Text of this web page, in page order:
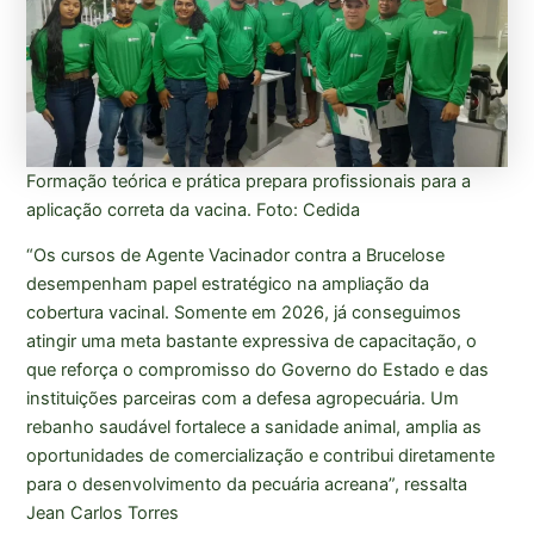
Formação teórica e prática prepara profissionais para a
aplicação correta da vacina. Foto: Cedida
“Os cursos de Agente Vacinador contra a Brucelose
desempenham papel estratégico na ampliação da
cobertura vacinal. Somente em 2026, já conseguimos
atingir uma meta bastante expressiva de capacitação, o
que reforça o compromisso do Governo do Estado e das
instituições parceiras com a defesa agropecuária. Um
rebanho saudável fortalece a sanidade animal, amplia as
oportunidades de comercialização e contribui diretamente
para o desenvolvimento da pecuária acreana”, ressalta
Jean Carlos Torres